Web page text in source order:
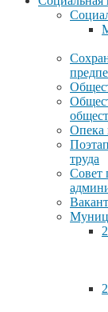
Опека
труда
Совет